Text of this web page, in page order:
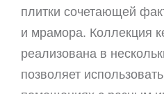
плитки сочетающей
и мрамора. Коллекция
реализована в
позволяет